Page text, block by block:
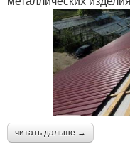
читать дальше →